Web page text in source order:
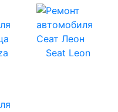
Seat Leon